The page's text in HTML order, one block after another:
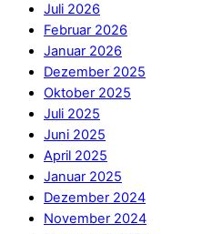
Juli 2026
Februar 2026
Januar 2026
Dezember 2025
Oktober 2025
Juli 2025
Juni 2025
April 2025
Januar 2025
Dezember 2024
November 2024